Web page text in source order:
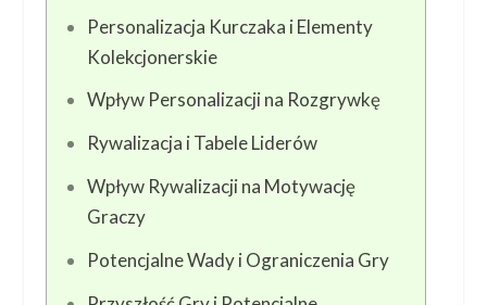
Personalizacja Kurczaka i Elementy
Kolekcjonerskie
Wpływ Personalizacji na Rozgrywkę
Rywalizacja i Tabele Liderów
Wpływ Rywalizacji na Motywację
Graczy
Potencjalne Wady i Ograniczenia Gry